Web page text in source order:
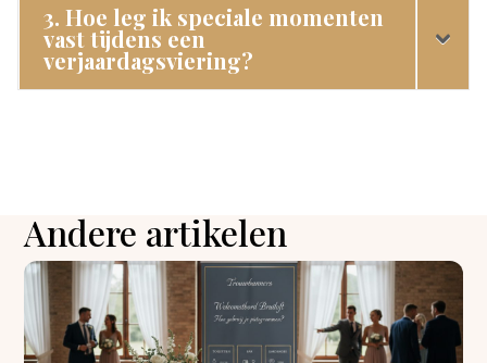
3. Hoe leg ik speciale momenten
vast tijdens een
verjaardagsviering?
Andere artikelen